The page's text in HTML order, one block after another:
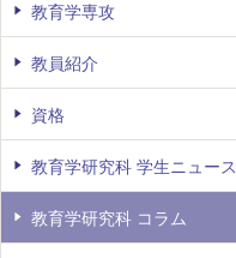
教育学専攻
教員紹介
資格
教育学研究科 学生ニュース
教育学研究科 コラム